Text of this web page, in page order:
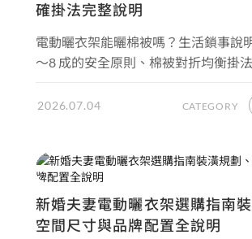
確掛法完整說明
電動曬衣架能曬棉被嗎？生活鎖事說
～8 成的安全原則、棉被對折均衡掛
2026.07.04 CATEGORY
新婚夫妻電動曬衣架選購指南裝
空間尺寸與品牌配置全說明